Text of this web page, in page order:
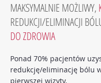
MAKSYMALNIE MOŻLIWY,
REDUKCJI/ELIMINACJI
DO ZDROWIA
Ponad 70% pacjentów
redukcję/eliminację bólu
pierwszej wizyty.